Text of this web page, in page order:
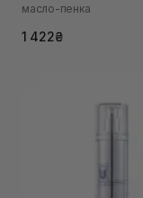
масло-пенка
1 422₴